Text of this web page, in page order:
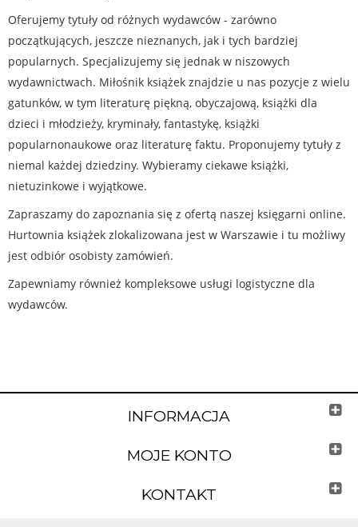
Oferujemy tytuły od różnych wydawców - zarówno
początkujących, jeszcze nieznanych, jak i tych bardziej
popularnych. Specjalizujemy się jednak w niszowych
wydawnictwach. Miłośnik książek znajdzie u nas pozycje z wielu
gatunków, w tym literaturę piękną, obyczajową, książki dla
dzieci i młodzieży, kryminały, fantastykę, książki
popularnonaukowe oraz literaturę faktu. Proponujemy tytuły z
niemal każdej dziedziny. Wybieramy ciekawe książki,
nietuzinkowe i wyjątkowe.
Zapraszamy do zapoznania się z ofertą naszej księgarni online.
Hurtownia książek zlokalizowana jest w Warszawie i tu możliwy
jest odbiór osobisty zamówień.
Zapewniamy również kompleksowe usługi logistyczne dla
wydawców.
INFORMACJA
MOJE KONTO
KONTAKT